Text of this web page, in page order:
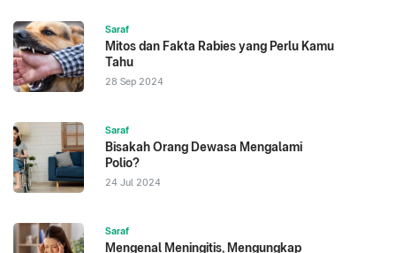
Saraf
Mitos dan Fakta Rabies yang Perlu Kamu
Tahu
28 Sep 2024
Saraf
Bisakah Orang Dewasa Mengalami
Polio?
24 Jul 2024
Saraf
Mengenal Meningitis, Mengungkap